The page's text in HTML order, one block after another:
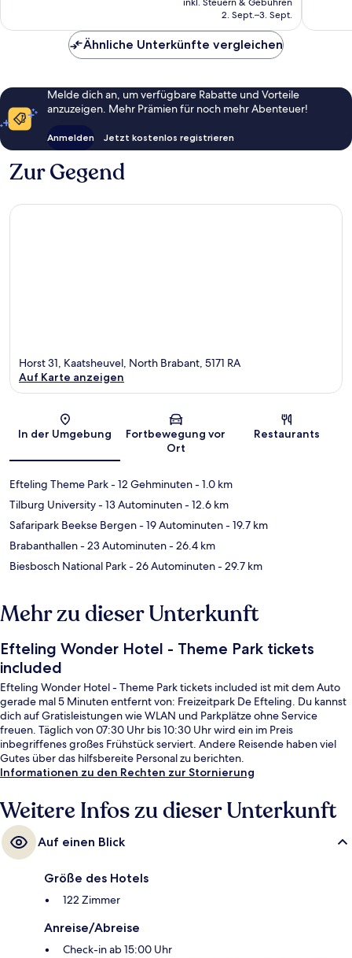
beträgt
2. Sept.–3. Sept.
Ähnliche Unterkünfte vergleichen
Melde dich an, um verfügbare Rabatte und Vorteile
anzuzeigen. Mehr Prämien für noch mehr Abenteuer!
Anmelden Jetzt kostenlos registrieren
Zur Gegend
Karte
Horst 31, Kaatsheuvel, North Brabant, 5171 RA
Auf Karte anzeigen
In der Umgebung
Fortbewegung vor
Ort
Restaurants
Efteling Theme Park- 12 Gehminuten- 1.0 km
Tilburg University- 13 Autominuten- 12.6 km
Safaripark Beekse Bergen- 19 Autominuten- 19.7 km
Brabanthallen- 23 Autominuten- 26.4 km
Biesbosch National Park- 26 Autominuten- 29.7 km
Mehr zu dieser Unterkunft
Efteling Wonder Hotel - Theme Park tickets
included
Efteling Wonder Hotel - Theme Park tickets included ist mit dem Auto
gerade mal 5 Minuten entfernt von: Freizeitpark De Efteling. Du kannst
dich auf Gratisleistungen wie WLAN und Parkplätze ohne Service
freuen. Täglich von 07:30 Uhr bis 10:30 Uhr wird ein im Preis
inbegriffenes großes Frühstück serviert. Andere Reisende haben viel
Gutes über das hilfsbereite Personal zu berichten.
Informationen zu den Rechten zur Stornierung
Weitere Infos zu dieser Unterkunft
Auf einen Blick
Größe des Hotels
122 Zimmer
Anreise/Abreise
Check-in ab 15:00 Uhr